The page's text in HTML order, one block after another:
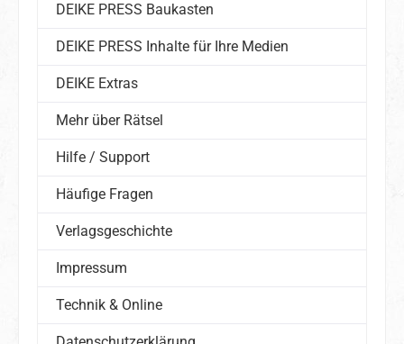
DEIKE PRESS Baukasten
DEIKE PRESS Inhalte für Ihre Medien
DEIKE Extras
Mehr über Rätsel
Hilfe / Support
Häufige Fragen
Verlagsgeschichte
Impressum
Technik & Online